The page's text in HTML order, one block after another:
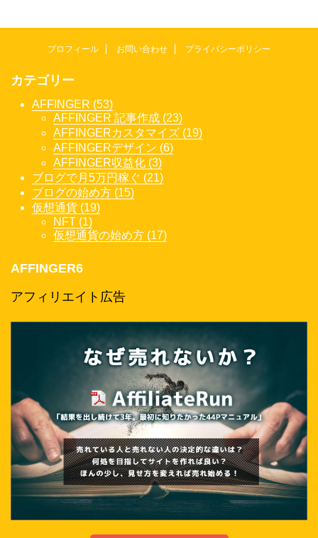
プロフィール お問い合わせ プライバシーポリシー
カテゴリー
AFFINGER (53)
AFFINGER 記事作成 (23)
AFFINGERカスタマイズ (19)
AFFINGERデザイン (6)
AFFINGER収益化 (3)
ブログで月5万円稼ぐ (21)
ブログの始め方 (15)
仮想通貨 (19)
NFT (1)
仮想通貨の始め方 (17)
AFFINGER6
アフィリエイト広告